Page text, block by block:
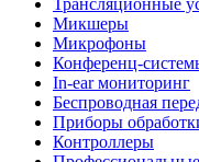
Трансляционные
Микшеры
Микрофоны
Конференц-
In-ear мониторинг
Беспроводная
Приборы
Контроллеры